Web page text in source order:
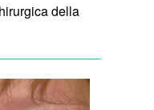
della